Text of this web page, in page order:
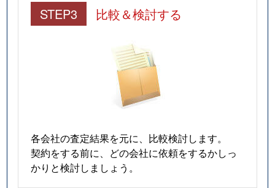
STEP3 比較＆検討する
各会社の査定結果を元に、比較検討します。
契約をする前に、どの会社に依頼をするかしっ
かりと検討しましょう。